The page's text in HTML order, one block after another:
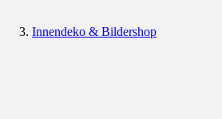
Innendeko & Bildershop